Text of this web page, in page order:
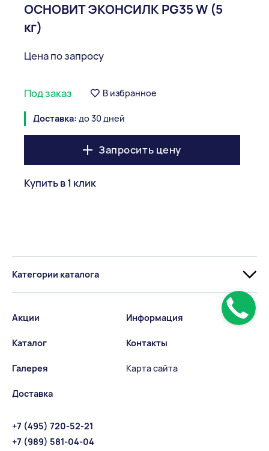
ОСНОВИТ ЭКОНСИЛК PG35 W (5
кг)
Цена по запросу
Под заказ В избранное
Доставка: до 30 дней
Запросить цену
Купить в 1 клик
Категории каталога
Акции
Каталог
Галерея
Доставка
Информация
Контакты
Карта сайта
+7 (495) 720-52-21
+7 (989) 581-04-04